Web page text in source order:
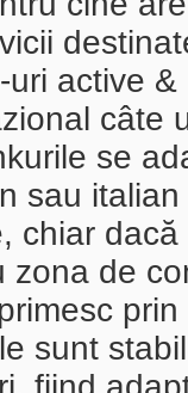
active
câte
se
sau
chiar
zona de
sunt